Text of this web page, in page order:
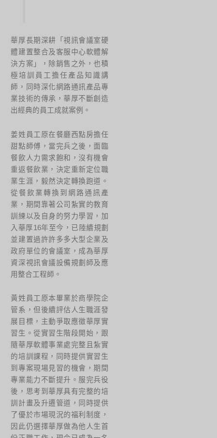
華厚長期深耕「視訊會議室硬
體建置整合及客服中心軟體解
決方案」，除銷售之外，也積
極培訓員工擔任產品知識講
師，同時深化網路通訊產品專
業技術的傳承，華厚不斷創造
出經典的員工成就案例。
姜姓員工原在餐廳西點房擔任
甜點師傅，當完兵之後，面臨
餐飲人力需求飽和，沒有機會
重返餐飲業，決定重新定位職
業生涯，毅然決定轉換跑道。
從餐飲業轉換到網路通訊產
業，期間靠著公司紮實的教育
訓練以及自身的努力學習，加
入華厚16年至今，已陸續規劃
並建置過許許多多大型企業及
政府單位的會議室，成為華厚
資深視訊會議設備規劃師及應
用整合工程師。
黃姓員工原本畢業於商學院企
管系，但後續評估人生職涯發
展目標，主動爭取應徵華厚實
習生。從實習生階段開始，跟
隨華厚軟體事業處完整且紮實
的培訓課程，同時提供實習生
到專案現場見習的機會，期間
專業能力不斷提升。服完兵役
後，思考到華厚具有完整的培
訓計畫及升遷管道，同時提供
了優於市場現況的福利制度，
因此仍選擇華厚做為他人生首